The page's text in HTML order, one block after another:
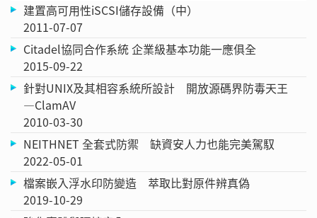
建置高可用性iSCSI儲存設備（中）
2011-07-07
Citadel協同合作系統 企業級基本功能一應俱全
2015-09-22
針對UNIX及其相容系統所設計 開放源碼界防毒天王
—ClamAV
2010-03-30
NEITHNET 全套式防禦 缺資安人力也能完美駕馭
2022-05-01
檔案嵌入浮水印防變造 萃取比對原件辨真偽
2019-10-29